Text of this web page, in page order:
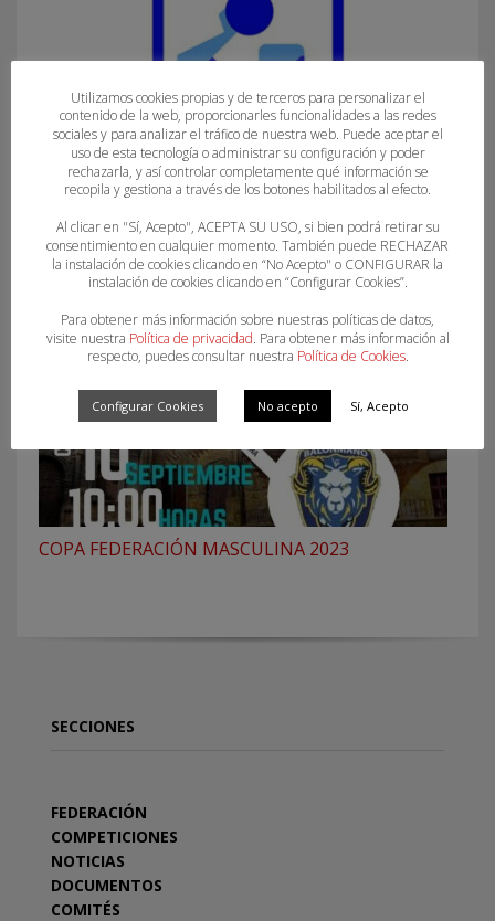
INFORMACIÓN ASOBAL Nº15 2021-2022
COPA FEDERACIÓN MASCULINA 2023
SECCIONES
FEDERACIÓN
COMPETICIONES
NOTICIAS
DOCUMENTOS
COMITÉS
Utilizamos cookies propias y de terceros para personalizar el
contenido de la web, proporcionarles funcionalidades a las redes
sociales y para analizar el tráfico de nuestra web. Puede aceptar el
uso de esta tecnología o administrar su configuración y poder
rechazarla, y así controlar completamente qué información se
recopila y gestiona a través de los botones habilitados al efecto.
Al clicar en "Sí, Acepto", ACEPTA SU USO, si bien podrá retirar su
consentimiento en cualquier momento. También puede RECHAZAR
la instalación de cookies clicando en “No Acepto" o CONFIGURAR la
instalación de cookies clicando en “Configurar Cookies”.
Para obtener más información sobre nuestras políticas de datos,
visite nuestra Política de privacidad. Para obtener más información al
respecto, puedes consultar nuestra Política de Cookies.
Configurar Cookies No acepto Sí, Acepto